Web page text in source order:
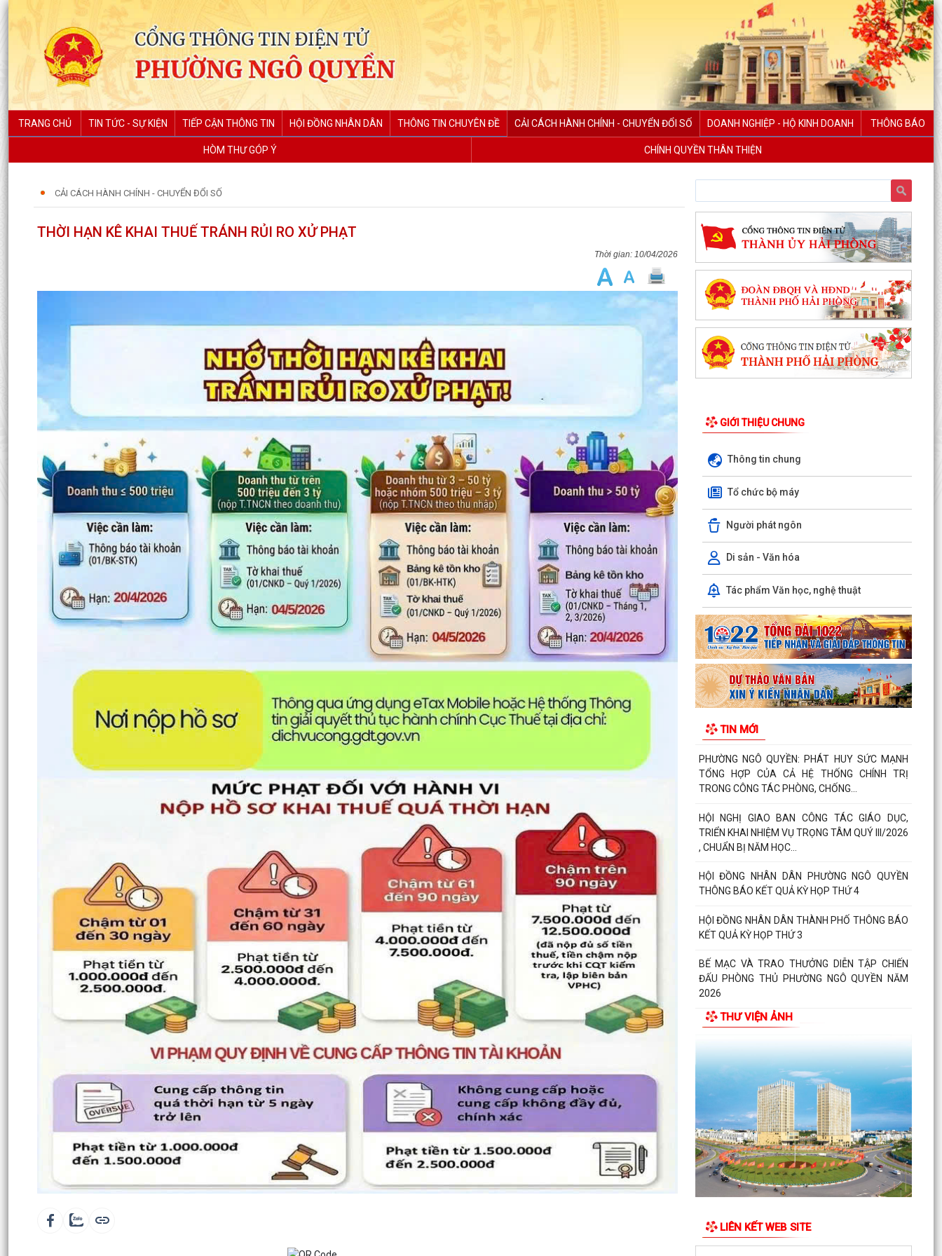
TRANG CHỦ TIN TỨC - SỰ KIỆN TIẾP CẬN THÔNG TIN HỘI ĐỒNG NHÂN DÂN THÔNG TIN CHUYÊN ĐỀ CẢI CÁCH HÀNH CHÍNH - CHUYỂN ĐỔI SỐ DOANH NGHIỆP - HỘ KINH DOANH THÔNG BÁO
HÒM THƯ GÓP Ý CHÍNH QUYỀN THÂN THIỆN
CẢI CÁCH HÀNH CHÍNH - CHUYỂN ĐỔI SỐ
THỜI HẠN KÊ KHAI THUẾ TRÁNH RỦI RO XỬ PHẠT
10/04/2026
GIỚI THIỆU CHUNG
Thông tin chung
Tổ chức bộ máy
Người phát ngôn
Di sản - Văn hóa
Tác phẩm Văn học, nghệ thuật
TIN MỚI
PHƯỜNG NGÔ QUYỀN THÔNG TIN VỀ VỤ CHÁY
TẠI ĐƯỜNG TRẦN KHÁNH DƯ
DANH SÁCH ĐĂNG KÝ KINH DOANH THÁNG
Phường Ngô Quyền trao tặng sách giáo khoa,
đồng phục cho 307 học sinh có hoàn cảnh khó
khăn trước...
Phường Ngô Quyền đẩy mạnh công tác phòng,
chống ma túy và nhân rộng các mô hình an ninh
trật tự tại...
CHO CHÍNH QUYỀN
PHƯỜNG NGÔ QUYỀN: PHÁT HUY SỨC MẠNH
TỔNG HỢP CỦA CẢ HỆ THỐNG CHÍNH TRỊ
TRONG CÔNG TÁC PHÒNG, CHỐNG...
HỘI NGHỊ GIAO BAN CÔNG TÁC GIÁO DỤC,
TRIỂN KHAI NHIỆM VỤ TRỌNG TÂM QUÝ III/2026
, CHUẨN BỊ NĂM HỌC...
HỘI ĐỒNG NHÂN DÂN PHƯỜNG NGÔ QUYỀN
THÔNG BÁO KẾT QUẢ KỲ HỌP THỨ 4
HỘI ĐỒNG NHÂN DÂN THÀNH PHỐ THÔNG BÁO
KẾT QUẢ KỲ HỌP THỨ 3
BẾ MẠC VÀ TRAO THƯỞNG DIỄN TẬP CHIẾN
ĐẤU PHÒNG THỦ PHƯỜNG NGÔ QUYỀN NĂM
2026
Phường Ngô Quyền khai mạc Diễn tập chiến đấu
ĐẢNG ỦY - HĐND - UBND - UB MTTQ VIỆT NAM
PHƯỜNG NGÔ QUYỀN THƯ TRI ÂN GIA ĐÌNH
CÁC ANH HÙNG LIỆT...
HƯỚNG DẪN SỬ DỤNG APP TRA CỨU SỬ DỤNG
ĐIỆN
Phường Ngô Quyền: Chuỗi hoạt động tri ân,
“Đền ơn đáp nghĩa” thiết thực nhân kỷ niệm 79
năm Ngày...
PHƯỜNG NGÔ QUYỀN TỔ CHỨC HỘI NGHỊ TRAO
THƯ VIỆN ẢNH
LIÊN KẾT WEB SITE